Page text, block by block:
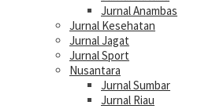
Jurnal Anambas
Jurnal Kesehatan
Jurnal Jagat
Jurnal Sport
Nusantara
Jurnal Sumbar
Jurnal Riau